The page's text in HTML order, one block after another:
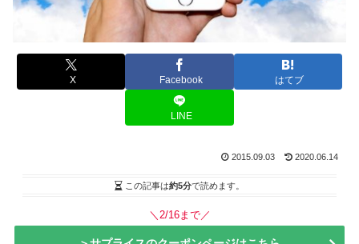
X Facebook はてブ
LINE
2015.09.03 2020.06.14
この記事は約5分で読めます。
＼2/16まで／